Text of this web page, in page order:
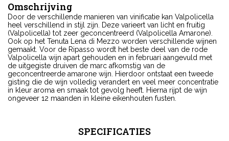
Omschrijving
Door de verschillende manieren van vinificatie kan Valpolicella
heel verschillend in stijl zijn. Deze varieert van licht en fruitig
(Valpolicella) tot zeer geconcentreerd (Valpolicella Amarone).
Ook op het Tenuta Lena di Mezzo worden verschillende wijnen
gemaakt. Voor de Ripasso wordt het beste deel van de rode
Valpolicella wijn apart gehouden en in februari aangevuld met
de uitgegiste druiven de marc afkomstig van de
geconcentreerde amarone wijn. Hierdoor ontstaat een tweede
gisting die de wijn volledig verandert en veel meer concentratie
in kleur aroma en smaak tot gevolg heeft. Hierna rijpt de wijn
ongeveer 12 maanden in kleine eikenhouten fusten.
SPECIFICATIES